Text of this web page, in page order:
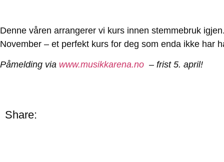
Denne våren arrangerer vi kurs innen stemmebruk
November – et perfekt kurs for deg som enda ikke har
Påmelding via www.musikkarena.no – frist 5. april!
Share: